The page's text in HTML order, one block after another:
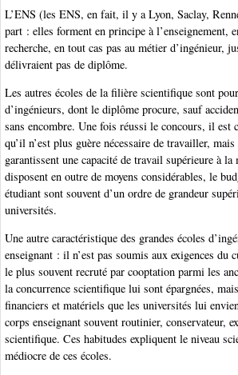
L’ENS (les ENS, en fait, il y a Lyon, Saclay,
part : elles forment en principe à l’enseignement,
recherche, en tout cas pas au métier d’ingénieur,
délivraient pas de diplôme.
Les autres écoles de la filière scientifique sont
d’ingénieurs, dont le diplôme procure, sauf
sans encombre. Une fois réussi le concours, il est
qu’il n’est plus guère nécessaire de travailler,
garantissent une capacité de travail supérieure à la
disposent en outre de moyens considérables, le
étudiant sont souvent d’un ordre de grandeur
universités.
Une autre caractéristique des grandes écoles
enseignant : il n’est pas soumis aux exigences du
le plus souvent recruté par cooptation parmi les
la concurrence scientifique lui sont épargnées,
financiers et matériels que les universités lui
corps enseignant souvent routinier, conservateur,
scientifique. Ces habitudes expliquent le niveau
médiocre de ces écoles.